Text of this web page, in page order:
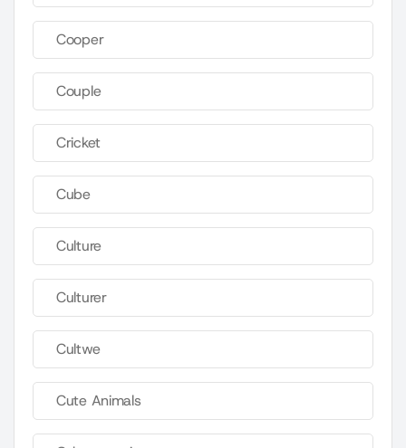
Cooper
Couple
Cricket
Cube
Culture
Culturer
Cultwe
Cute Animals